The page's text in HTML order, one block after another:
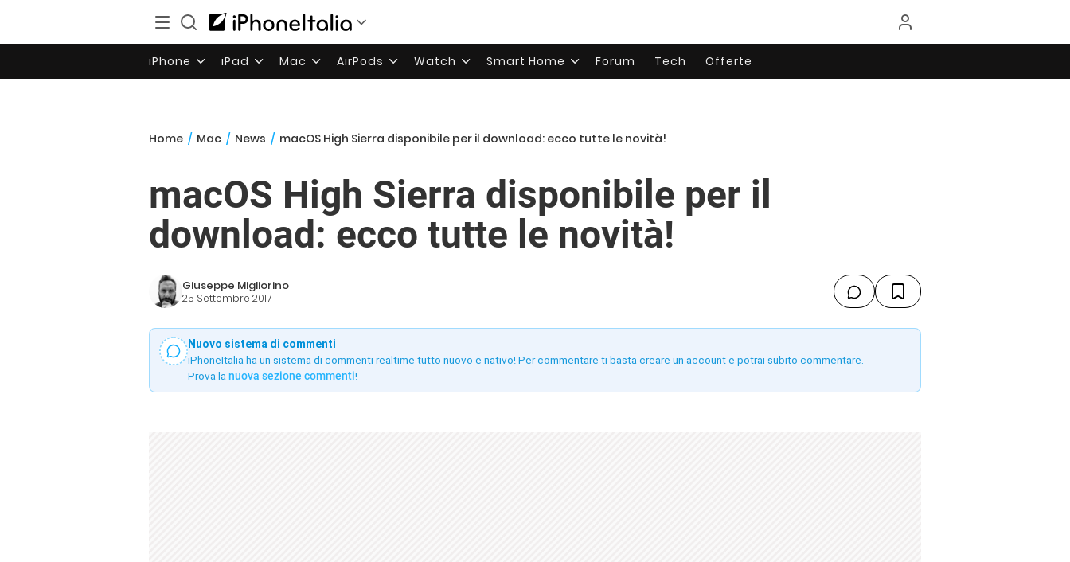
iPhone iPad Mac AirPods Watch Smart Home Forum Tech Offerte
Home / Mac / News / macOS High Sierra disponibile per il download: ecco tutte le novità!
macOS High Sierra disponibile per il
download: ecco tutte le novità!
Giuseppe Migliorino
25 Settembre 2017
Nuovo sistema di commenti
iPhoneItalia ha un sistema di commenti realtime tutto nuovo e nativo! Per commentare ti basta creare un account e potrai subito commentare.
Prova la nuova sezione commenti!